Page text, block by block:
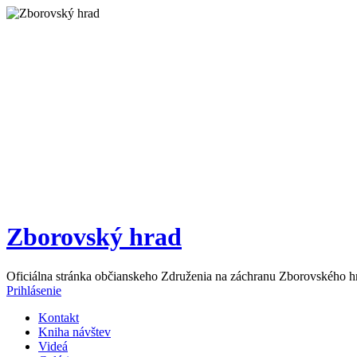
Zborovský hrad
Oficiálna stránka občianskeho Združenia na záchranu Zborovského
Prihlásenie
Kontakt
Kniha návštev
Videá